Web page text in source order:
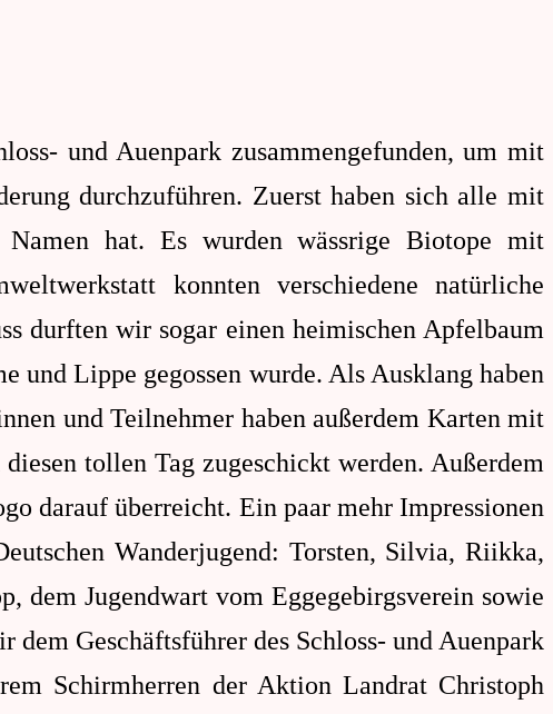
und Auenpark zusammengefunden, um mit
durchzuführen. Zuerst haben sich alle mit
hat. Es wurden wässrige Biotope mit
konnten verschiedene natürliche
durften wir sogar einen heimischen Apfelbaum
und Lippe gegossen wurde. Als Ausklang haben
und Teilnehmer haben außerdem Karten mit
tollen Tag zugeschickt werden. Außerdem
darauf überreicht. Ein paar mehr Impressionen
Wanderjugend: Torsten, Silvia, Riikka,
dem Jugendwart vom Eggegebirgsverein sowie
dem Geschäftsführer des Schloss- und Auenpark
Schirmherren der Aktion Landrat Christoph